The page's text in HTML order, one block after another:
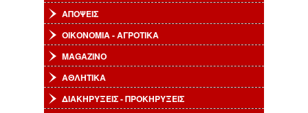
ΑΠΟΨΕΙΣ
ΟΙΚΟΝΟΜΙΑ - ΑΓΡΟΤΙΚΑ
MAGAZINO
ΑΘΛΗΤΙΚΑ
ΔΙΑΚΗΡΥΞΕΙΣ - ΠΡΟΚΗΡΥΞΕΙΣ